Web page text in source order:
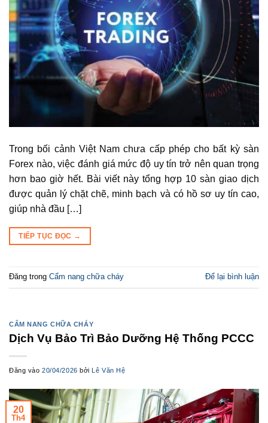
Trong bối cảnh Việt Nam chưa cấp phép cho bất kỳ sàn
Forex nào, việc đánh giá mức độ uy tín trở nên quan trọng
hơn bao giờ hết. Bài viết này tổng hợp 10 sàn giao dịch
được quản lý chặt chẽ, minh bạch và có hồ sơ uy tín cao,
giúp nhà đầu […]
TIẾP TỤC ĐỌC →
Đăng trong Cẩm nang chữa cháy Để lại bình luận
CẨM NANG CHỮA CHÁY
Dịch Vụ Bảo Trì Bảo Dưỡng Hệ Thống PCCC
Đăng vào20/04/2026 bởiLê Văn Hệ
20
Th4